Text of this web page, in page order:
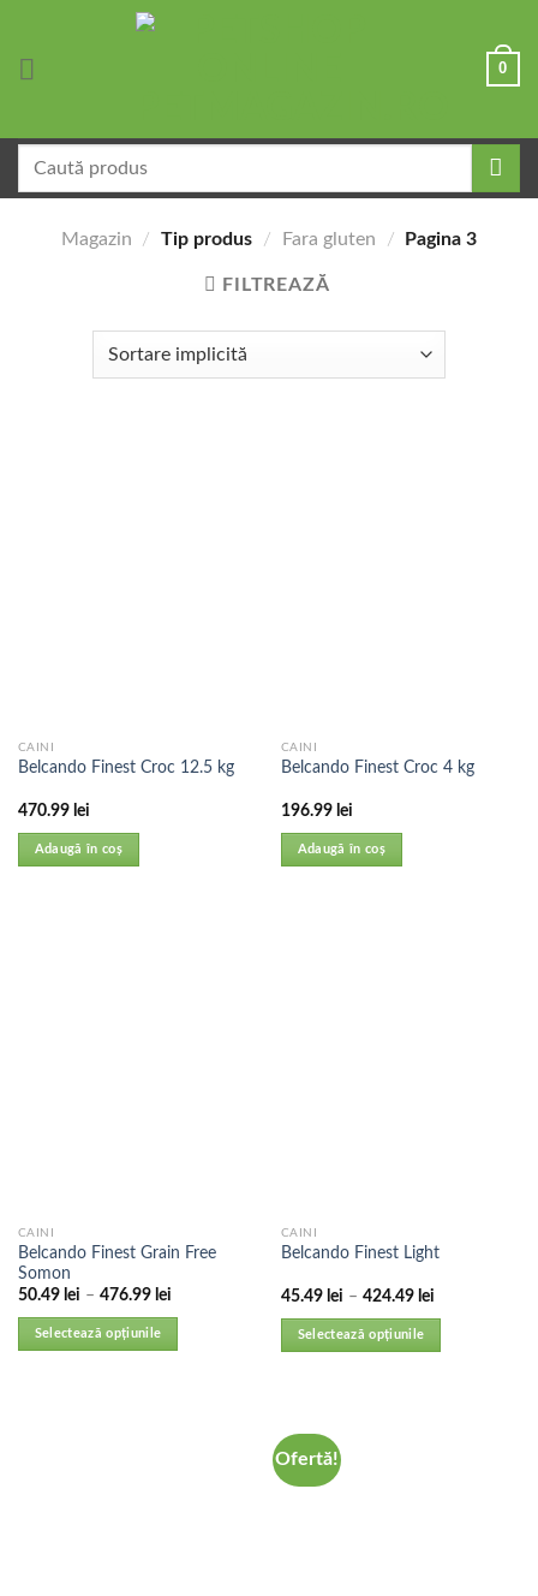
0
după:
Magazin / Tip produs / Fara gluten / Pagina 3
FILTREAZĂ
CAINI
Belcando Finest Croc 12.5 kg
470.99 lei
Adaugă în coș
CAINI
Belcando Finest Croc 4 kg
196.99 lei
Adaugă în coș
CAINI
Belcando Finest Grain Free
Somon
50.49 lei – 476.99 lei
Selectează opțiunile
CAINI
Belcando Finest Light
45.49 lei – 424.49 lei
Selectează opțiunile
Ofertă!